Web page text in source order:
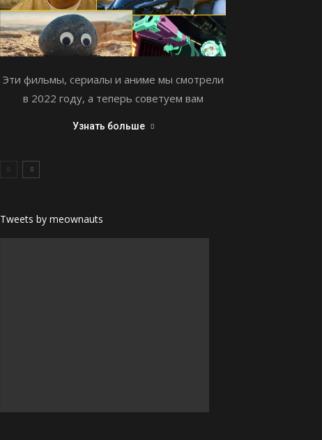
Эти фильмы, сериалы и аниме мы смотрели
в 2022 году, а теперь советуем вам
Узнать больше
Tweets by meownauts